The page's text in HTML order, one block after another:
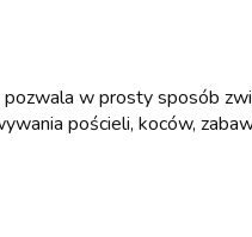
w prosty sposób
pościeli, koców,